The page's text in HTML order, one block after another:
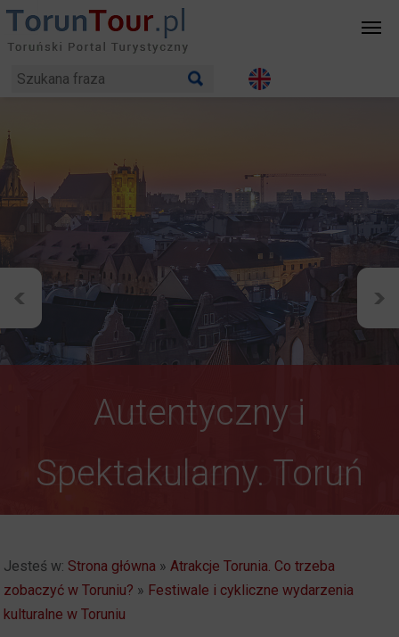
Autentyczny i
Spektakularny. Toruń
Weekendowe
Zwiedzanie Torunia
Jesteś w: Strona główna »Atrakcje Torunia. Co trzeba
zobaczyć w Toruniu? » Festiwale i cykliczne wydarzenia
kulturalne w Toruniu